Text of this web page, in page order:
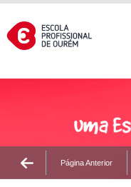
Página Anterior